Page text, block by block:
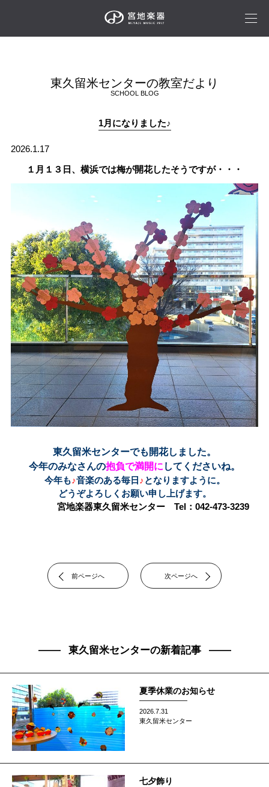
東久留米センターの教室だより
SCHOOL BLOG
1月になりました♪
2026.1.17
１月１３日、横浜では梅が開花したそうですが・・・
東久留米センターでも開花しました。
今年のみなさんの抱負で満開に してくださいね。
今年も♪音楽のある毎日 ♪ となりますように。
どうぞよろしくお願い申し上げます。
宮地楽器東久留米センター
Tel：042-473-3239
前ページへ 次ページへ
東久留米センターの新着記事
夏季休業のお知らせ
2026.7.31
東久留米センター
七夕飾り